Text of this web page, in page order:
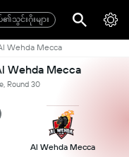
သွင်းဂိုးများ
Mecca
Mecca
Round 30
Al Wehda Mecca